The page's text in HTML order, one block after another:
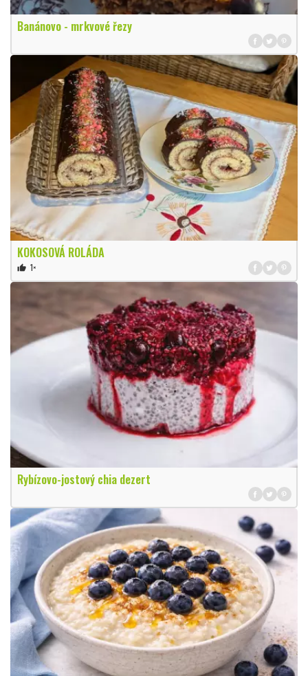
Banánovo - mrkvové řezy
KOKOSOVÁ ROLÁDA
thumb_up 1×
Rybízovo-jostový chia dezert